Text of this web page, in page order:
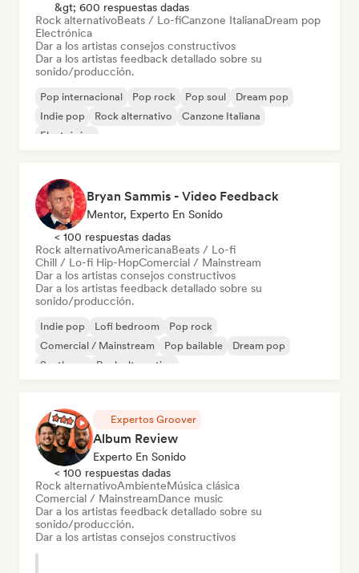
&gt; 600 respuestas dadas
Rock alternativoBeats / Lo-fiCanzone ItalianaDream pop
Electrónica
Dar a los artistas consejos constructivos
Dar a los artistas feedback detallado sobre su
sonido/producción.
Pop internacional Pop rock Pop soul
Dream pop
Indie pop
Rock alternativo
Canzone Italiana
Electrónica
Bryan Sammis - Video Feedback
Mentor, Experto En Sonido
< 100 respuestas dadas
Rock alternativoAmericanaBeats / Lo-fi
Chill / Lo-fi Hip-HopComercial / Mainstream
Dar a los artistas consejos constructivos
Dar a los artistas feedback detallado sobre su
sonido/producción.
Indie pop Lofi bedroom
Pop rock
Comercial / Mainstream
Pop bailable
Dream pop
Synthpop
Rock alternativo
Expertos Groover
Album Review
Experto En Sonido
< 100 respuestas dadas
Rock alternativoAmbienteMúsica clásica
Comercial / MainstreamDance music
Dar a los artistas feedback detallado sobre su
sonido/producción.
Dar a los artistas consejos constructivos